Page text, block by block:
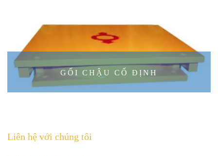
GỐI CHẬU CỐ ĐỊNH
Liên hệ với chúng tôi